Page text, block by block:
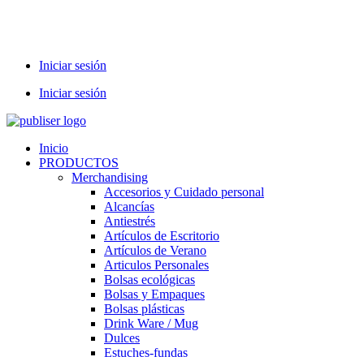
Iniciar sesión
Iniciar sesión
Inicio
PRODUCTOS
Merchandising
Accesorios y Cuidado personal
Alcancías
Antiestrés
Artículos de Escritorio
Artículos de Verano
Articulos Personales
Bolsas ecológicas
Bolsas y Empaques
Bolsas plásticas
Drink Ware / Mug
Dulces
Estuches-fundas